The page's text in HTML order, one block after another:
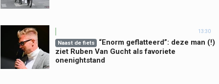
13:30
Naast de fiets
“Enorm geflatteerd”: deze man (!)
ziet Ruben Van Gucht als favoriete
onenightstand